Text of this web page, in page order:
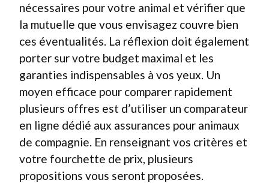
nécessaires pour votre animal et vérifier que
la mutuelle que vous envisagez couvre bien
ces éventualités. La réflexion doit également
porter sur votre budget maximal et les
garanties indispensables à vos yeux. Un
moyen efficace pour comparer rapidement
plusieurs offres est d’utiliser un comparateur
en ligne dédié aux assurances pour animaux
de compagnie. En renseignant vos critères et
votre fourchette de prix, plusieurs
propositions vous seront proposées.